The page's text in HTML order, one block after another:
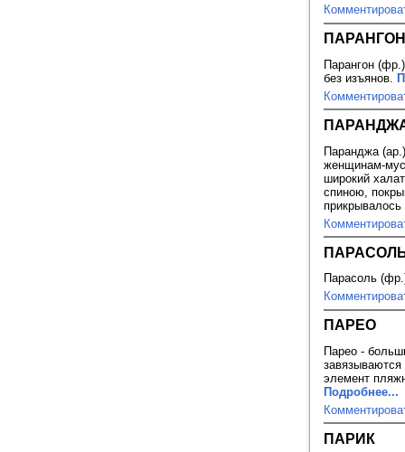
ПАРАНГОН
Парангон
без изъянов.
Паранджа
женщинам-
широкий
спиною,
Парасоль
ПАРЕО
Парео -
элемент
Подробнее...
ПАРИК